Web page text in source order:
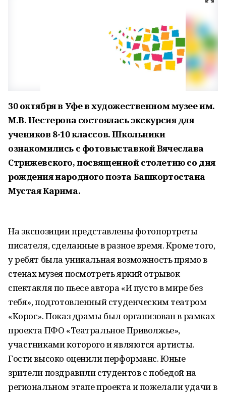
30 октября в Уфе в художественном музее им.
М.В. Нестерова состоялась экскурсия для
учеников 8-10 классов. Школьники
ознакомились с фотовыставкой Вячеслава
Стрижевского, посвященной столетию со дня
рождения народного поэта Башкортостана
Мустая Карима.
На экспозиции представлены фотопортреты
писателя, сделанные в разное время. Кроме того,
у ребят была уникальная возможность прямо в
стенах музея посмотреть яркий отрывок
спектакля по пьесе автора «И пусто в мире без
тебя», подготовленный студенческим театром
«Корос». Показ драмы был организован в рамках
проекта ПФО «Театральное Приволжье»,
участниками которого и являются артисты.
Гости высоко оценили перформанс. Юные
зрители поздравили студентов с победой на
региональном этапе проекта и пожелали удачи в